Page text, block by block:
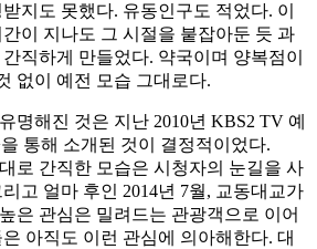
지도 못했다. 유동인구도 적었다. 이
이 지나도 그 시절을 붙잡아둔 듯 과
직하게 만들었다. 약국이며 양복점이
없이 예전 모습 그대로다.
명해진 것은 지난 2010년 KBS2 TV 예
통해 소개된 것이 결정적이었다.
로 간직한 모습은 시청자의 눈길을 사
고 얼마 후인 2014년 7월, 교동대교가
은 관심은 밀려드는 관광객으로 이어
아직도 이런 관심에 의아해한다. 대